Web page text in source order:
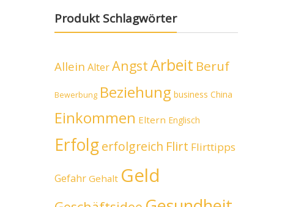
Produkt Schlagwörter
Allein AlterAngstArbeit Beruf
Bewerbung Beziehung business China
Einkommen Eltern Englisch
Erfolgerfolgreich Flirt Flirttipps
Gefahr Gehalt Geld